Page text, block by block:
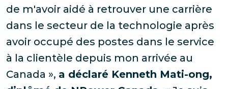
de m'avoir aidé à retrouver une carrière
dans le secteur de la technologie après
avoir occupé des postes dans le service
à la clientèle depuis mon arrivée au
Canada », a déclaré Kenneth Mati-ong,